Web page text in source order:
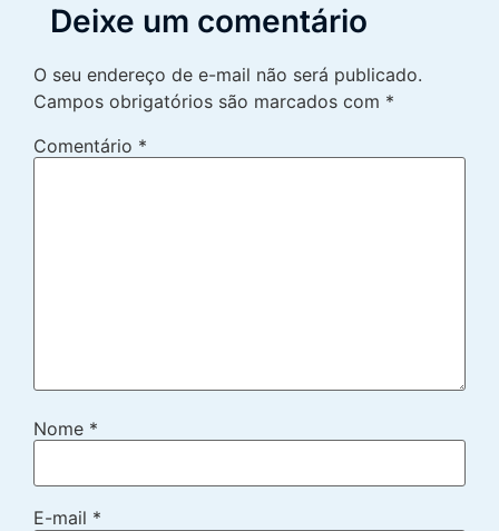
Deixe um comentário
O seu endereço de e-mail não será publicado.
Campos obrigatórios são marcados com *
Comentário *
Nome *
E-mail *